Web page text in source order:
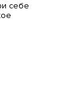
себе